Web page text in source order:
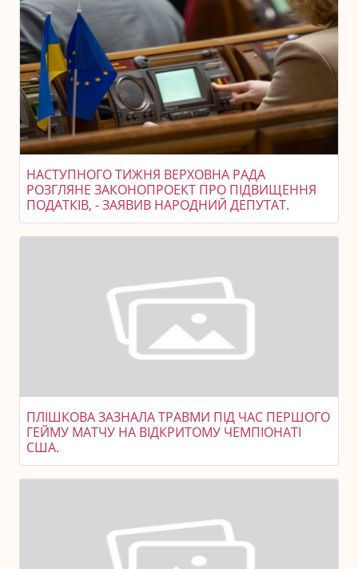
НАСТУПНОГО ТИЖНЯ ВЕРХОВНА РАДА
РОЗГЛЯНЕ ЗАКОНОПРОЕКТ ПРО ПІДВИЩЕННЯ
ПОДАТКІВ, - ЗАЯВИВ НАРОДНИЙ ДЕПУТАТ.
ПЛІШКОВА ЗАЗНАЛА ТРАВМИ ПІД ЧАС ПЕРШОГО
ГЕЙМУ МАТЧУ НА ВІДКРИТОМУ ЧЕМПІОНАТІ
США.